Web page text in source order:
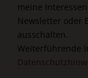
meine
Newsletter oder
ausschalten.
Weiterführende